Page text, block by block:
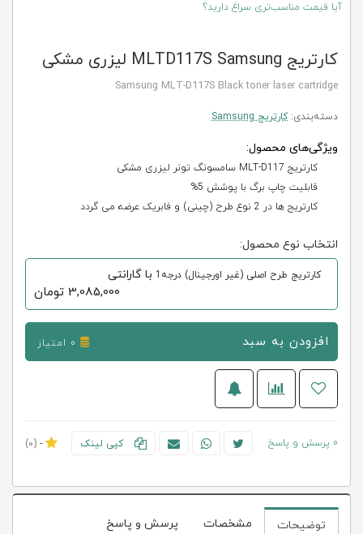
آیا قیمت مناسب‌تری سراغ دارید؟
کارتریج MLTD117S Samsung لیزری مشکی
Samsung MLT-D117S Black toner laser cartridge
دسته‌بندی:کارتریج Samsung
ویژگی‌های محصول:
کارتریج MLT-D117 سامسونگ تونر لیزری مشکی
قابلیت چاپ برگ با پوشش 5%
کارتریج ها در 2 نوع طرح (چینی) و فابریک عرضه می گردد
انتخاب نوع محصول:
کارتریج طرح اصلی (غیر اورجینال) درجه1 با گارانتی
3,085,000 تومان
افزودن به سبد
0 پرسش و پاسخ کپی لینک -
(0)
توضیحات مشخصات پرسش و پاسخ